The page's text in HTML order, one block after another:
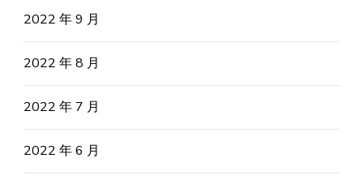
2022 年 9 月
2022 年 8 月
2022 年 7 月
2022 年 6 月